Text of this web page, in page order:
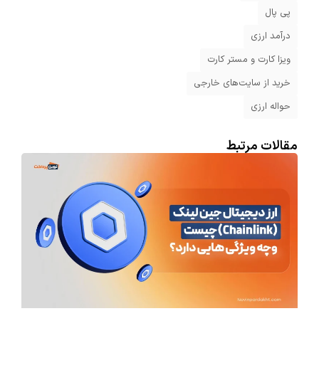
پی پال
درآمد ارزی
ویزا کارت و مستر کارت
خرید از سایت‌های خارجی
حواله ارزی
مقالات مرتبط